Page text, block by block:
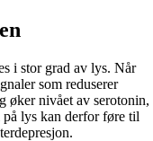
i stor grad av lys. Når
som reduserer
øker nivået av serotonin,
lys kan derfor føre til